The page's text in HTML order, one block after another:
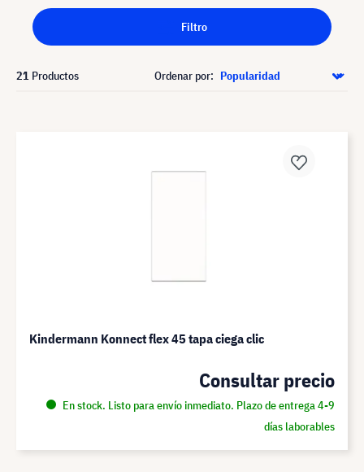
Filtro
21 Productos Ordenar por:
Kindermann Konnect flex 45 tapa ciega clic
Consultar precio
En stock. Listo para envío inmediato. Plazo de entrega 4-9
días laborables